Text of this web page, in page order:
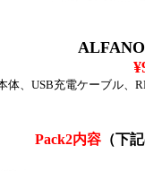
体、USB充電ケーブル、
Pack2内容 （下